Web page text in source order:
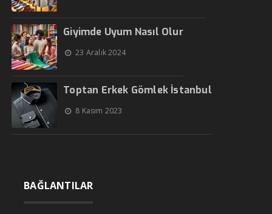
Giyimde Uyum Nasıl Olur
23 Aralık 2024
Toptan Erkek Gömlek İstanbul
8 Kasım 2023
BAĞLANTILAR